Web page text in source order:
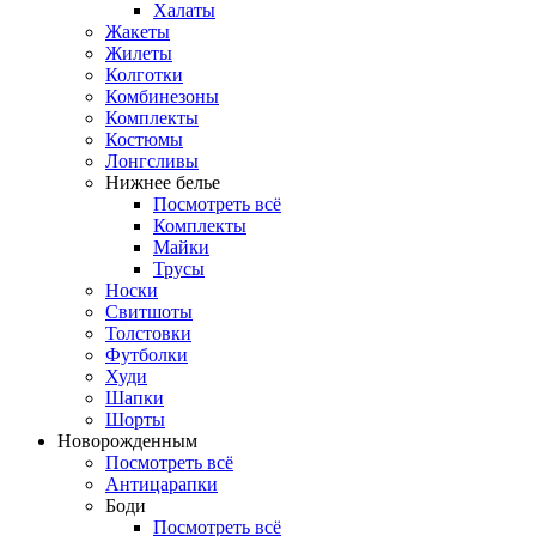
Халаты
Жакеты
Жилеты
Колготки
Комбинезоны
Комплекты
Костюмы
Лонгсливы
Нижнее белье
Посмотреть всё
Комплекты
Майки
Трусы
Носки
Свитшоты
Толстовки
Футболки
Худи
Шапки
Шорты
Новорожденным
Посмотреть всё
Антицарапки
Боди
Посмотреть всё